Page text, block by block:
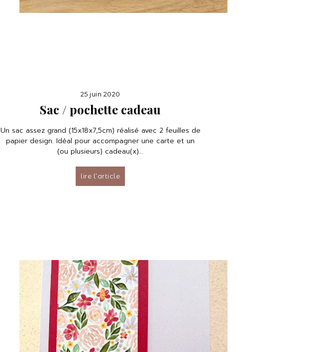
25 juin 2020
Sac / pochette cadeau
Un sac assez grand (15x18x7,5cm) réalisé avec 2 feuilles de
papier design. Idéal pour accompagner une carte et un
(ou plusieurs) cadeau(x)...
lire l’article